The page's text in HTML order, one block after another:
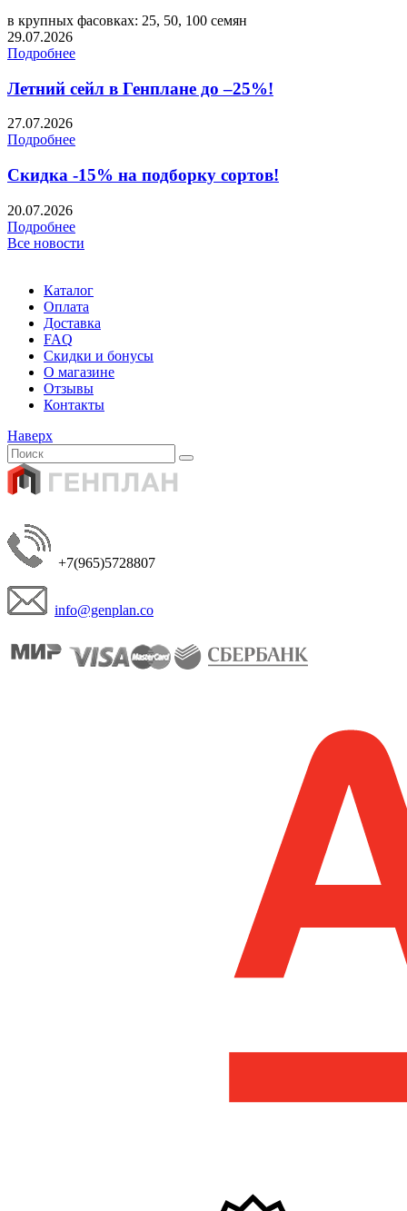
в крупных фасовках: 25, 50, 100 семян
29.07.2026
Подробнее
Летний сейл в Генплане до –25%!
27.07.2026
Подробнее
Скидка -15% на подборку сортов!
20.07.2026
Подробнее
Все новости
Каталог
Оплата
Доставка
FAQ
Скидки и бонусы
О магазине
Отзывы
Контакты
Наверх
+7(965)5728807
info@genplan.co